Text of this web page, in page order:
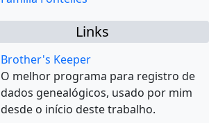
Links
Brother's Keeper
O melhor programa para registro de
dados genealógicos, usado por mim
desde o início deste trabalho.